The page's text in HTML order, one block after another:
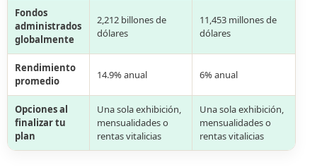
Fondos
administrados
globalmente
2,212 billones de
dólares
11,453 millones de
dólares
Rendimiento
promedio
14.9% anual 6% anual
Opciones al
finalizar tu
plan
Una sola exhibición,
mensualidades o
rentas vitalicias
Una sola exhibición,
mensualidades o
rentas vitalicias